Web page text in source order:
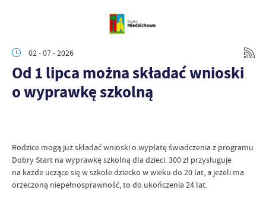
02 - 07 - 2026
Od 1 lipca można składać wnioski
o wyprawkę szkolną
Rodzice mogą już składać wnioski o wypłatę świadczenia z programu
Dobry Start na wyprawkę szkolną dla dzieci. 300 zł przysługuje
na każde uczące się w szkole dziecko w wieku do 20 lat, a jeżeli ma
orzeczoną niepełnosprawność, to do ukończenia 24 lat.